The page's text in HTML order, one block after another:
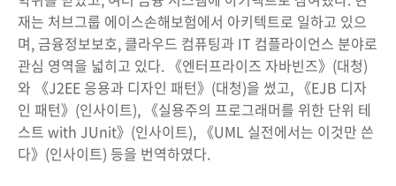
재는 처브그룹 에이스손해보험에서 아키텍트로 일하고 있으
며, 금융정보보호, 클라우드 컴퓨팅과 IT 컴플라이언스 분야로
관심 영역을 넓히고 있다. 《엔터프라이즈 자바빈즈》(대청)
와 《J2EE 응용과 디자인 패턴》(대청)을 썼고, 《EJB 디자
인 패턴》(인사이트), 《실용주의 프로그래머를 위한 단위 테
스트 with JUnit》(인사이트), 《UML 실전에서는 이것만 쓴
다》(인사이트) 등을 번역하였다.